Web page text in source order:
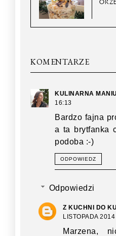
KOMENTARZE
KULINARNA
16:13
Bardzo fajna
a ta brytfanka
podoba :-)
ODPOWIEDZ
Odpowiedzi
Z KUCHNI DO
LISTOPADA
Marzena,